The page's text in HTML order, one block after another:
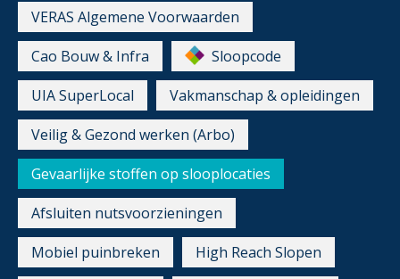
VERAS Algemene Voorwaarden
Cao Bouw & Infra
Sloopcode
UIA SuperLocal
Vakmanschap & opleidingen
Veilig & Gezond werken (Arbo)
Gevaarlijke stoffen op slooplocaties
Afsluiten nutsvoorzieningen
Mobiel puinbreken
High Reach Slopen